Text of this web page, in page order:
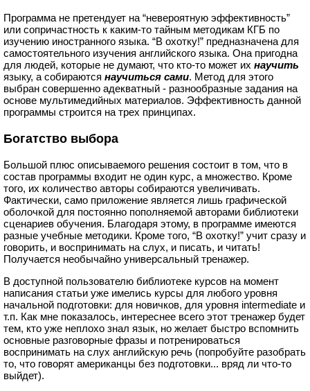
Программа не претендует на “невероятную эффективность”
или сопричастность к каким-то тайным методикам КГБ по
изучению иностранного языка. “В охотку!” предназначена для
самостоятельного изучения английского языка. Она пригодна
для людей, которые не думают, что кто-то может их научить
языку, а собираются научиться сами. Метод для этого
выбран совершенно адекватный - разнообразные задания на
основе мультимедийных материалов. Эффективность данной
программы строится на трех принципах.
Богатство выбора
Большой плюс описываемого решения состоит в том, что в
состав программы входит не один курс, а множество. Кроме
того, их количество авторы собираются увеличивать.
Фактически, само приложение является лишь графической
оболочкой для постоянно пополняемой авторами библиотеки
сценариев обучения. Благодаря этому, в программе имеются
разные учебные методики. Кроме того, “В охотку!” учит сразу и
говорить, и воспринимать на слух, и писать, и читать!
Получается необычайно универсальный тренажер.
В доступной пользователю библиотеке курсов на момент
написания статьи уже имелись курсы для любого уровня
начальной подготовки: для новичков, для уровня intermediate и
т.п. Как мне показалось, интереснее всего этот тренажер будет
тем, кто уже неплохо знал язык, но желает быстро вспомнить
основные разговорные фразы и потренироваться
воспринимать на слух английскую речь (попробуйте разобрать
то, что говорят американцы без подготовки... вряд ли что-то
выйдет).